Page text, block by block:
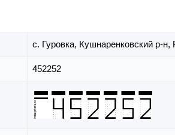
с. Гуровка, Кушнаренковский р-н,
452252